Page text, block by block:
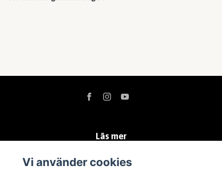
Läs mer
Köpvillkor
Vi använder cookies